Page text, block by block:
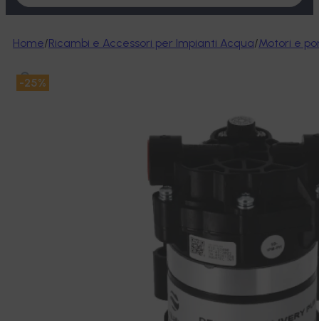
Home/Ricambi e Accessori per Impianti Acqua/Motori e
-25%